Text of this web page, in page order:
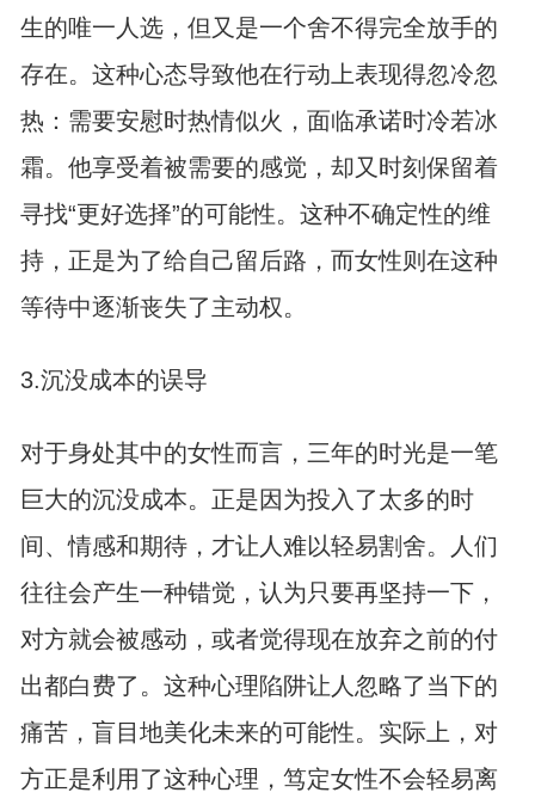
生的唯一人选，但又是一个舍不得完全放手的
存在。这种心态导致他在行动上表现得忽冷忽
热：需要安慰时热情似火，面临承诺时冷若冰
霜。他享受着被需要的感觉，却又时刻保留着
寻找“更好选择”的可能性。这种不确定性的维
持，正是为了给自己留后路，而女性则在这种
等待中逐渐丧失了主动权。
3.沉没成本的误导
对于身处其中的女性而言，三年的时光是一笔
巨大的沉没成本。正是因为投入了太多的时
间、情感和期待，才让人难以轻易割舍。人们
往往会产生一种错觉，认为只要再坚持一下，
对方就会被感动，或者觉得现在放弃之前的付
出都白费了。这种心理陷阱让人忽略了当下的
痛苦，盲目地美化未来的可能性。实际上，对
方正是利用了这种心理，笃定女性不会轻易离